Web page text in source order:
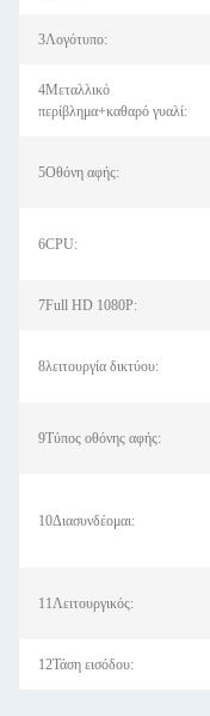
3Λογότυπο:
4Μεταλλικό
περίβλημα+καθαρό γυαλί:
5Οθόνη αφής:
6CPU:
7Full HD 1080P:
8λειτουργία δικτύου:
9Τύπος οθόνης αφής:
10Διασυνδέομαι:
11Λειτουργικός:
12Τάση εισόδου: